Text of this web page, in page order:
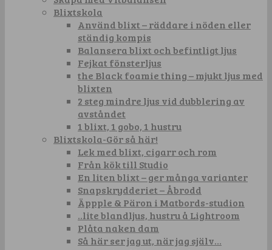
Blixtskola
Använd blixt – räddare i nöden eller
ständig kompis
Balansera blixt och befintligt ljus
Fejkat fönsterljus
the Black foamie thing – mjukt ljus med
blixten
2 steg mindre ljus vid dubblering av
avståndet
1 blixt, 1 gobo, 1 hustru
Blixtskola-Gör så här!
Lek med blixt, cigarr och rom
Från kök till Studio
En liten blixt – ger många varianter
Snapskrydderiet – Åbrodd
Äppple & Päron i Matbords-studion
..lite blandljus, hustru å Lightroom
Plåta naken dam
Så här ser jag ut, när jag själv…